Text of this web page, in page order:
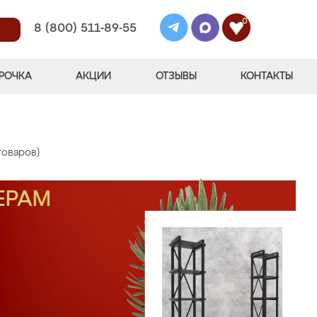
8 (800) 511-89-55
0
АКЦИИ ОТЗЫВЫ КОНТАКТЫ